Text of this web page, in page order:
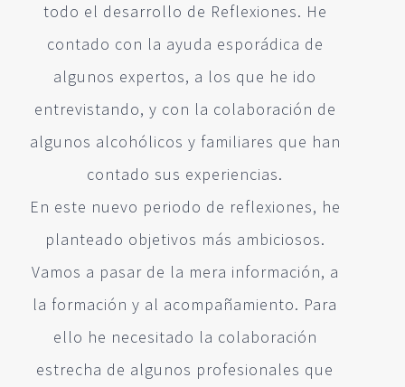
todo el desarrollo de Reflexiones. He
contado con la ayuda esporádica de
algunos expertos, a los que he ido
entrevistando, y con la colaboración de
algunos alcohólicos y familiares que han
contado sus experiencias.
En este nuevo periodo de reflexiones, he
planteado objetivos más ambiciosos.
Vamos a pasar de la mera información, a
la formación y al acompañamiento. Para
ello he necesitado la colaboración
estrecha de algunos profesionales que